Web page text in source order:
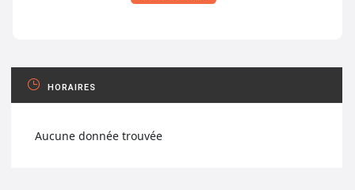
HORAIRES
Aucune donnée trouvée